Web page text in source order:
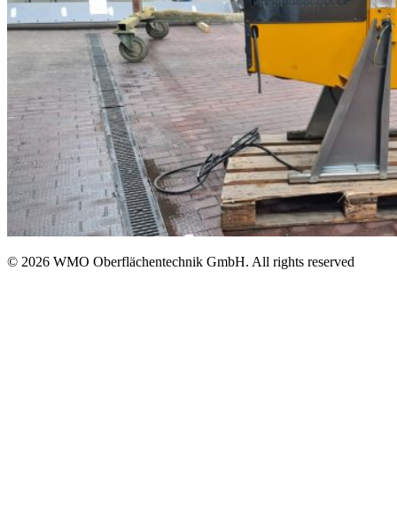
© 2026 WMO Oberflächentechnik GmbH. All rights reserved